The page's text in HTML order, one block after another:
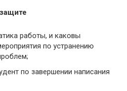
защите
работы, и каковы
по устранению
по завершении написания